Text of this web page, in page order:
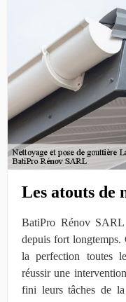
Les atouts de
BatiPro Rénov
depuis fort
la perfection toutes
réussir une
fini leurs tâches de